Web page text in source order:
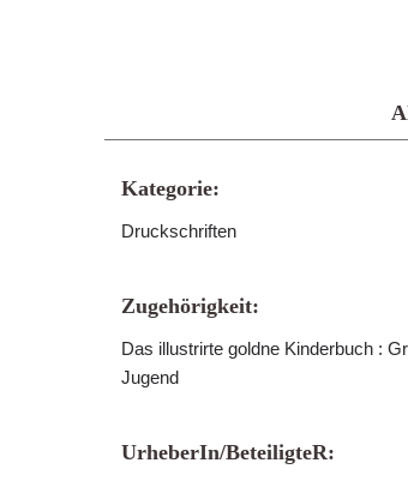
Kategorie:
Druckschriften
Zugehörigkeit:
Das illustrirte goldne Kinderbuch :
Jugend
UrheberIn/BeteiligteR: